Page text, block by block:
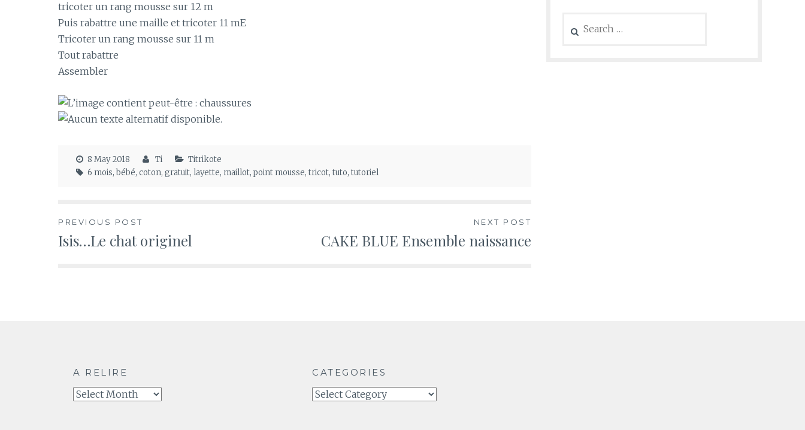
tricoter un rang mousse sur 12 m
Puis rabattre une maille et tricoter 11 mE
Tricoter un rang mousse sur 11 m
Tout rabattre
Assembler
8 May 2018 Ti
Titrikote
6 mois, bébé, coton, gratuit, layette, maillot, point mousse, tricot, tuto, tutoriel
Post
navigation
PREVIOUS POST
Isis…Le chat originel
NEXT POST
CAKE BLUE Ensemble naissance
for:
A RELIRE
A
CATEGORIES
Categories